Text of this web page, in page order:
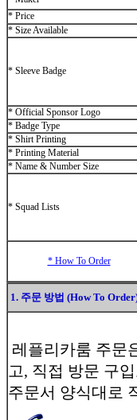
* Price
* Size Available
* Sleeve Badge
* Official Sponsor Logo
* Badge Type
* Shirt Printing
* Printing Material
* Name & Number Size
* Squad Lists
* How To Order
1. 주문 방법 (How To
레플리카룸 주문
고, 직접 방문 구
주문서 양식대로